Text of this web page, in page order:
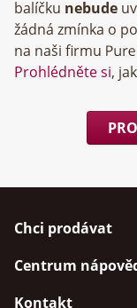
balíčku nebude
žádná zmínka o
na naši firmu
Prohlédněte si,
Chci prodávat
Centrum
Kontakt